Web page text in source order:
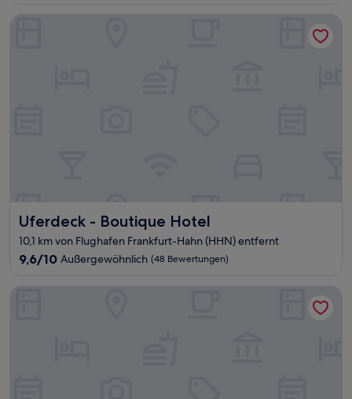
Uferdeck - Boutique Hotel
Uferdeck - Boutique Hotel
10,1 km von Flughafen Frankfurt-Hahn (HHN) entfernt
9.6
9,6/10 Außergewöhnlich (48 Bewertungen)
Goldene Traube - by Neugart